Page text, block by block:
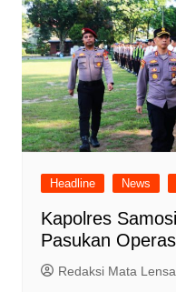
Headline News
Kapolres
Pasukan
Redaksi Mata Lensa